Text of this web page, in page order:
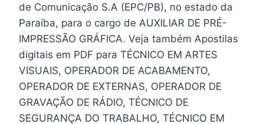
de Comunicação S.A (EPC/PB), no estado da
Paraíba, para o cargo de AUXILIAR DE PRÉ-
IMPRESSÃO GRÁFICA. Veja também Apostilas
digitais em PDF para TÉCNICO EM ARTES
VISUAIS, OPERADOR DE ACABAMENTO,
OPERADOR DE EXTERNAS, OPERADOR DE
GRAVAÇÃO DE RÁDIO, TÉCNICO DE
SEGURANÇA DO TRABALHO, TÉCNICO EM